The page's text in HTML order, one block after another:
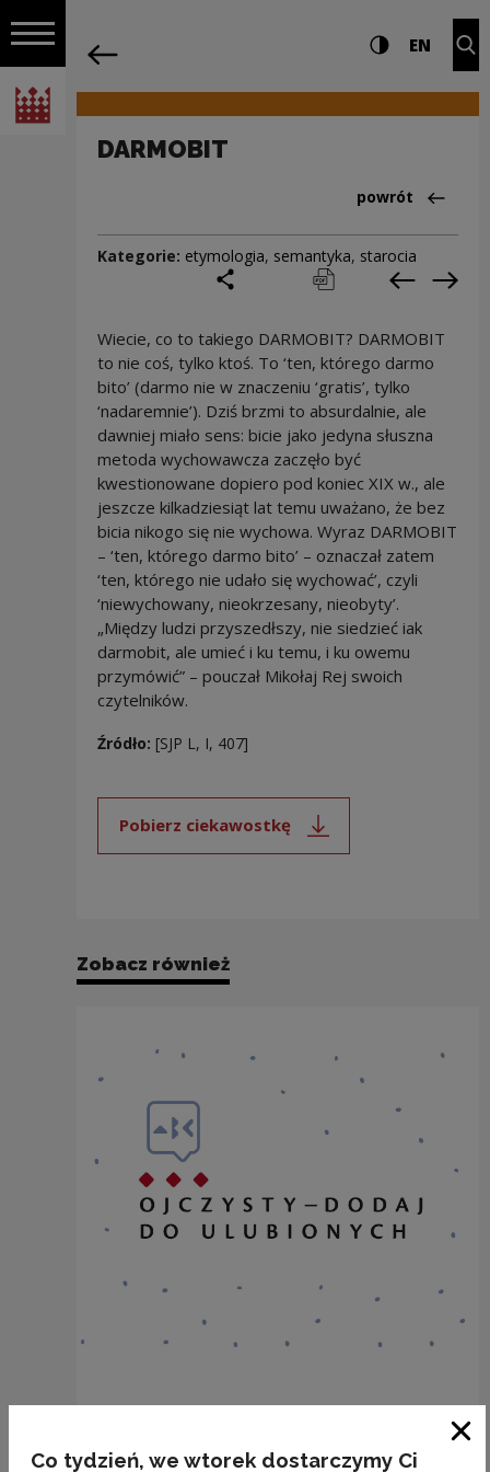
Włącz nawigację
Narodowe Centrum Kultury
Nawigacja Ustawienia i Wysoki
EN
DARMOBIT
Powrót
powrót
Kategorie: etymologia, semantyka, starocia
podziel się
drukuj pobierz
Wiecie, co to takiego DARMOBIT? DARMOBIT
to nie coś, tylko ktoś. To ‘ten, którego darmo
bito’ (darmo nie w znaczeniu ‘gratis’, tylko
‘nadaremnie’). Dziś brzmi to absurdalnie, ale
dawniej miało sens: bicie jako jedyna słuszna
metoda wychowawcza zaczęło być
kwestionowane dopiero pod koniec XIX w., ale
jeszcze kilkadziesiąt lat temu uważano, że bez
bicia nikogo się nie wychowa. Wyraz DARMOBIT
– ‘ten, którego darmo bito’ – oznaczał zatem
‘ten, którego nie udało się wychować’, czyli
‘niewychowany, nieokrzesany, nieobyty’.
„Między ludzi przyszedłszy, nie siedzieć iak
darmobit, ale umieć i ku temu, i ku owemu
przymówić” – pouczał Mikołaj Rej swoich
czytelników.
Źródło: [SJP L, I, 407]
Pobierz ciekawostkę
Uwaga, link zostanie otwarty
Zobacz również
Co tydzień, we wtorek dostarczymy Ci